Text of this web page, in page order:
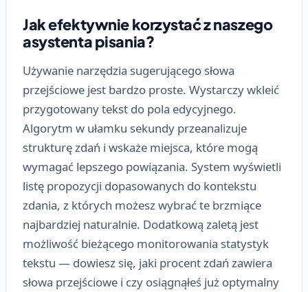
Jak efektywnie korzystać z naszego
asystenta pisania?
Używanie narzędzia sugerującego słowa
przejściowe jest bardzo proste. Wystarczy wkleić
przygotowany tekst do pola edycyjnego.
Algorytm w ułamku sekundy przeanalizuje
strukturę zdań i wskaże miejsca, które mogą
wymagać lepszego powiązania. System wyświetli
listę propozycji dopasowanych do kontekstu
zdania, z których możesz wybrać te brzmiące
najbardziej naturalnie. Dodatkową zaletą jest
możliwość bieżącego monitorowania statystyk
tekstu — dowiesz się, jaki procent zdań zawiera
słowa przejściowe i czy osiągnąłeś już optymalny